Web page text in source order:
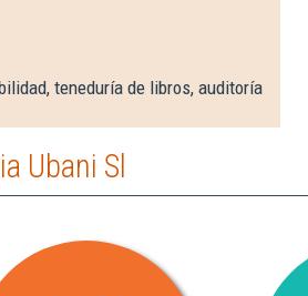
teneduría de libros, auditoría
Ubani Sl